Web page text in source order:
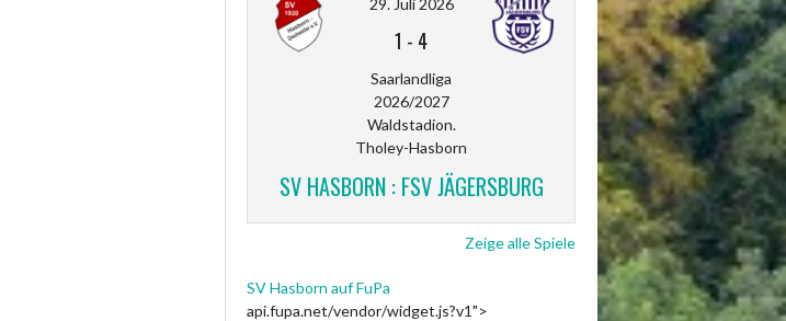
1 - 4
Saarlandliga
2026/2027
Waldstadion.
Tholey-Hasborn
SV HASBORN : FSV JÄGERSBURG
Zeige alle Spiele
SV Hasborn auf FuPa
api.fupa.net/vendor/widget.js?v1">